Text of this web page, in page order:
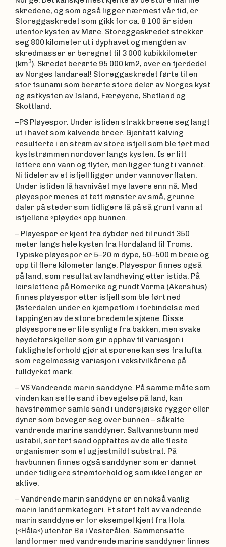
skredene, og som også ligger nærmest vår tid, er
Storeggaskredet som gikk for ca. 8 100 år siden
utenfor kysten av Møre. Storeggaskredet strekker
seg 800 kilometer ut i dyphavet og mengden av
skredmasser er beregnet til 3 000 kubikkilometer
(km3). Skredet berørte 95 000 km2, over en fjerdedel
av Norges landareal! Storeggaskredet førte til en
stor tsunami som berørte store deler av Norges kyst
og østkysten av Island, Færøyene, Shetland og
Skottland.
–PS Pløyespor. Under istiden strakk breene seg langt
ut i havet som kalvende breer. Gjentatt kalving
resulterte i en strøm av store isfjell som ble ført med
kyststrømmen nordover langs kysten. Is er litt
lettere enn vann og flyter, men ligger tungt i vannet.
Ni tideler av et isfjell ligger under vannoverflaten.
Under istiden lå havnivået mye lavere enn nå. Med
pløyespor menes et tett mønster av små, grunne
daler på steder som tidligere lå på så grunt vann at
isfjellene «pløyde» opp bunnen.
– Pløyespor er kjent fra dybder ned til rundt 350
meter langs hele kysten fra Hordaland til Troms.
Typiske pløyespor er 5–20 m dype, 50–500 m breie og
opp til flere kilometer lange. Pløyespor finnes også
på land, som resultat av landheving etter istida. På
leirslettene på Romerike og rundt Vorma (Akershus)
finnes pløyespor etter isfjell som ble ført ned
Østerdalen under en kjempeflom i forbindelse med
tappingen av de store bredemte sjøene. Disse
pløyesporene er lite synlige fra bakken, men svake
høydeforskjeller som gir opphav til variasjon i
fuktighetsforhold gjør at sporene kan ses fra lufta
som regelmessig variasjon i vekstvilkårene på
fulldyrket mark.
– VS Vandrende marin sanddyne. På samme måte som
vinden kan sette sand i bevegelse på land, kan
havstrømmer samle sand i undersjøiske rygger eller
dyner som beveger seg over bunnen – såkalte
vandrende marine sanddyner. Saltvannsbunn med
ustabil, sortert sand oppfattes av de alle fleste
organismer som et ugjestmildt substrat. På
havbunnen finnes også sanddyner som er dannet
under tidligere strømforhold og som ikke lenger er
aktive.
– Vandrende marin sanddyne er en nokså vanlig
marin landformkategori. Et stort felt av vandrende
marin sanddyne er for eksempel kjent fra Hola
(«Håla») utenfor Bø i Vesterålen. Sammensatte
landformer med vandrende marine sanddyner finnes